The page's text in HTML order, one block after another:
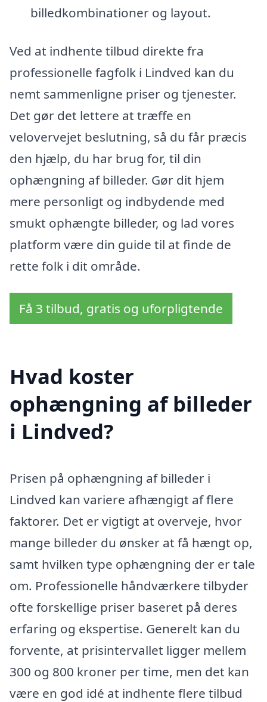
billedkombinationer og layout.
Ved at indhente tilbud direkte fra
professionelle fagfolk i Lindved kan du
nemt sammenligne priser og tjenester.
Det gør det lettere at træffe en
velovervejet beslutning, så du får præcis
den hjælp, du har brug for, til din
ophængning af billeder. Gør dit hjem
mere personligt og indbydende med
smukt ophængte billeder, og lad vores
platform være din guide til at finde de
rette folk i dit område.
Få 3 tilbud, gratis og uforpligtende
Hvad koster
ophængning af billeder
i Lindved?
Prisen på ophængning af billeder i
Lindved kan variere afhængigt af flere
faktorer. Det er vigtigt at overveje, hvor
mange billeder du ønsker at få hængt op,
samt hvilken type ophængning der er tale
om. Professionelle håndværkere tilbyder
ofte forskellige priser baseret på deres
erfaring og ekspertise. Generelt kan du
forvente, at prisintervallet ligger mellem
300 og 800 kroner per time, men det kan
være en god idé at indhente flere tilbud